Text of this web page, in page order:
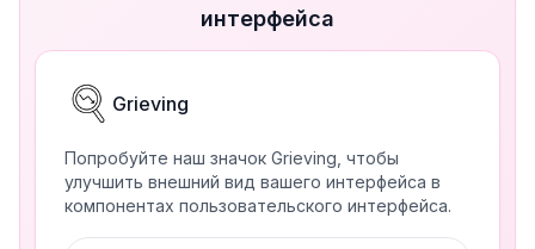
интерфейса
Grieving
Попробуйте наш значок Grieving, чтобы
улучшить внешний вид вашего интерфейса в
компонентах пользовательского интерфейса.